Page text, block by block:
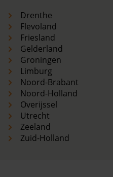
Drenthe
Flevoland
Friesland
Gelderland
Groningen
Limburg
Noord-Brabant
Noord-Holland
Overijssel
Utrecht
Zeeland
Zuid-Holland